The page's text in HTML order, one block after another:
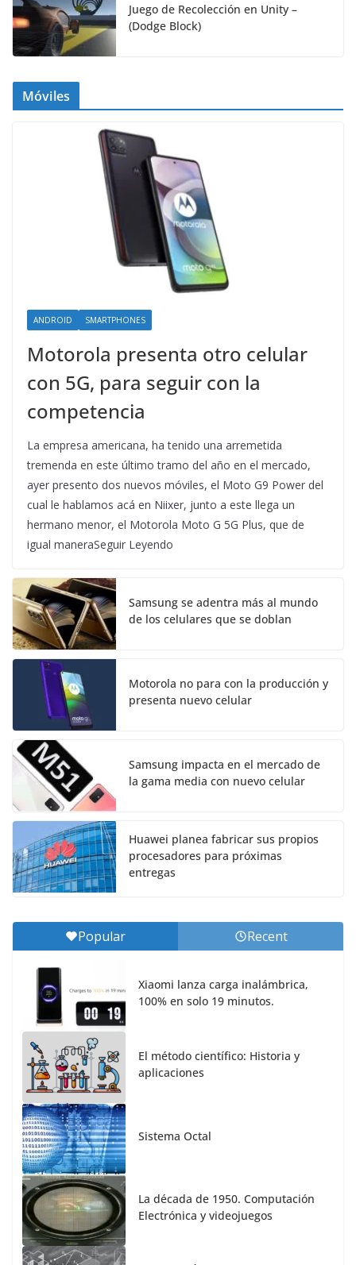
Juego de Recolección en Unity –
(Dodge Block)
Móviles
ANDROID SMARTPHONES
Motorola presenta otro celular
con 5G, para seguir con la
competencia
La empresa americana, ha tenido una arremetida
tremenda en este último tramo del año en el mercado,
ayer presento dos nuevos móviles, el Moto G9 Power del
cual le hablamos acá en Niixer, junto a este llega un
hermano menor, el Motorola Moto G 5G Plus, que de
igual maneraSeguir Leyendo
Samsung se adentra más al mundo
de los celulares que se doblan
Motorola no para con la producción y
presenta nuevo celular
Samsung impacta en el mercado de
la gama media con nuevo celular
Huawei planea fabricar sus propios
procesadores para próximas
entregas
Popular Recent
Xiaomi lanza carga inalámbrica,
100% en solo 19 minutos.
El método científico: Historia y
aplicaciones
Sistema Octal
La década de 1950. Computación
Electrónica y videojuegos